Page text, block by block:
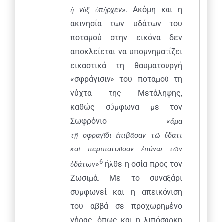
ἡ νὺξ ὑπῆρχεν». Ακόμη και η
ακινησία των υδάτων του
ποταμού στην εικόνα δεν
αποκλείεται να υπομνηματίζει
εικαστικά τη θαυματουργή
«σφράγισιν» του ποταμού τη
νύχτα της Μετάληψης,
καθώς σύμφωνα με τον
Σωφρόνιο «ἅμα
τῇσφραγῖδι ἐπιβᾶσαν τῷ ὕδατι
καὶ περιπατοῦσαν ἐπάνω τῶν
ὑδάτων»6 ήλθε η οσία προς τον
Ζωσιμά. Με το συναξάρι
συμφωνεί και η απεικόνιση
του αββά σε προχωρημένο
γήρας, όπως και η λιπόσαρκη